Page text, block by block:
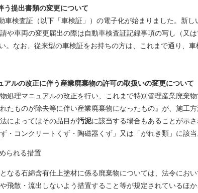
う提出書類の変更について
証（以下「車検証」）の電子化が始まりました。新し
両の変更届出の際は自動車検査証記録事項の写し（又
。なお、従来型の車検証をお持ちの方は、これまで通り、
アルの改正に伴う産業廃棄物の許可の取扱いの変更について
ニュアルの改正を行い、これまで特別管理産業廃棄物
のが除去等に伴い産業廃棄物になったもの』が、施工方
よってはその品目が汚泥に該当する場合もあることが示
ンクリートくず・陶磁器くず」又は「がれき類」に該当
られる措置
綿含有仕上塗材に係る廃棄物については、法令におい
・流出しないよう措置すること等が規定されているほか